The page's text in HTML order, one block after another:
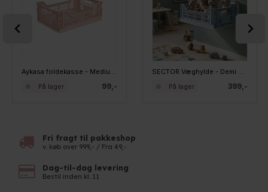
Aykasa foldekasse - Medium - Milk Tea
99,-
På lager
SECTOR Væghylde - Demi Shelf - HVID
399,-
På lager
Fri fragt til pakkeshop
v. køb over 999,- / Fra 49,-
Dag-til-dag levering
Bestil inden kl. 11